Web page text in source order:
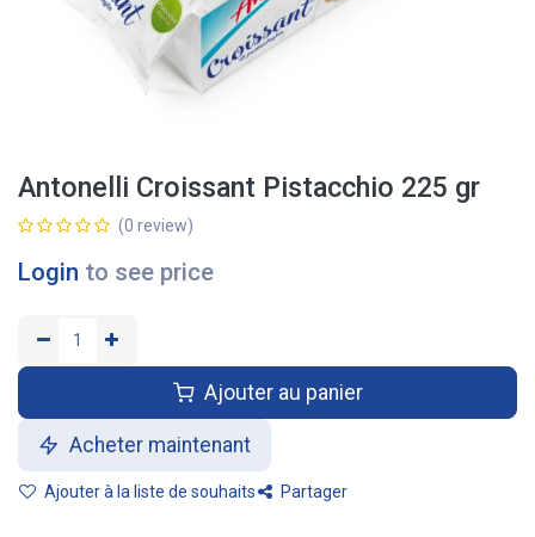
Antonelli Croissant Pistacchio 225 gr
(0 review)
Login to see price
Ajouter au panier
Acheter maintenant
Ajouter à la liste de souhaits Partager